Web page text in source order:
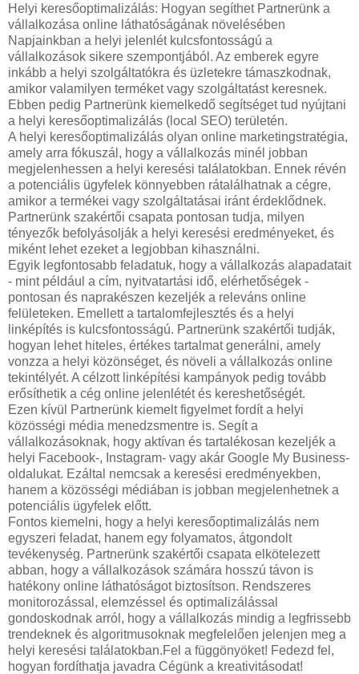
Helyi keresőoptimalizálás: Hogyan segíthet Partnerünk a
vállalkozása online láthatóságának növelésében
Napjainkban a helyi jelenlét kulcsfontosságú a
vállalkozások sikere szempontjából. Az emberek egyre
inkább a helyi szolgáltatókra és üzletekre támaszkodnak,
amikor valamilyen terméket vagy szolgáltatást keresnek.
Ebben pedig Partnerünk kiemelkedő segítséget tud nyújtani
a helyi keresőoptimalizálás (local SEO) területén.
A helyi keresőoptimalizálás olyan online marketingstratégia,
amely arra fókuszál, hogy a vállalkozás minél jobban
megjelenhessen a helyi keresési találatokban. Ennek révén
a potenciális ügyfelek könnyebben rátalálhatnak a cégre,
amikor a termékei vagy szolgáltatásai iránt érdeklődnek.
Partnerünk szakértői csapata pontosan tudja, milyen
tényezők befolyásolják a helyi keresési eredményeket, és
miként lehet ezeket a legjobban kihasználni.
Egyik legfontosabb feladatuk, hogy a vállalkozás alapadatait
- mint például a cím, nyitvatartási idő, elérhetőségek -
pontosan és naprakészen kezeljék a releváns online
felületeken. Emellett a tartalomfejlesztés és a helyi
linképítés is kulcsfontosságú. Partnerünk szakértői tudják,
hogyan lehet hiteles, értékes tartalmat generálni, amely
vonzza a helyi közönséget, és növeli a vállalkozás online
tekintélyét. A célzott linképítési kampányok pedig tovább
erősíthetik a cég online jelenlétét és kereshetőségét.
Ezen kívül Partnerünk kiemelt figyelmet fordít a helyi
közösségi média menedzsmentre is. Segít a
vállalkozásoknak, hogy aktívan és tartalékosan kezeljék a
helyi Facebook-, Instagram- vagy akár Google My Business-
oldalukat. Ezáltal nemcsak a keresési eredményekben,
hanem a közösségi médiában is jobban megjelenhetnek a
potenciális ügyfelek előtt.
Fontos kiemelni, hogy a helyi keresőoptimalizálás nem
egyszeri feladat, hanem egy folyamatos, átgondolt
tevékenység. Partnerünk szakértői csapata elkötelezett
abban, hogy a vállalkozások számára hosszú távon is
hatékony online láthatóságot biztosítson. Rendszeres
monitorozással, elemzéssel és optimalizálással
gondoskodnak arról, hogy a vállalkozás mindig a legfrissebb
trendeknek és algoritmusoknak megfelelően jelenjen meg a
helyi keresési találatokban.Fel a függönyöket! Fedezd fel,
hogyan fordíthatja javadra Cégünk a kreativitásodat!